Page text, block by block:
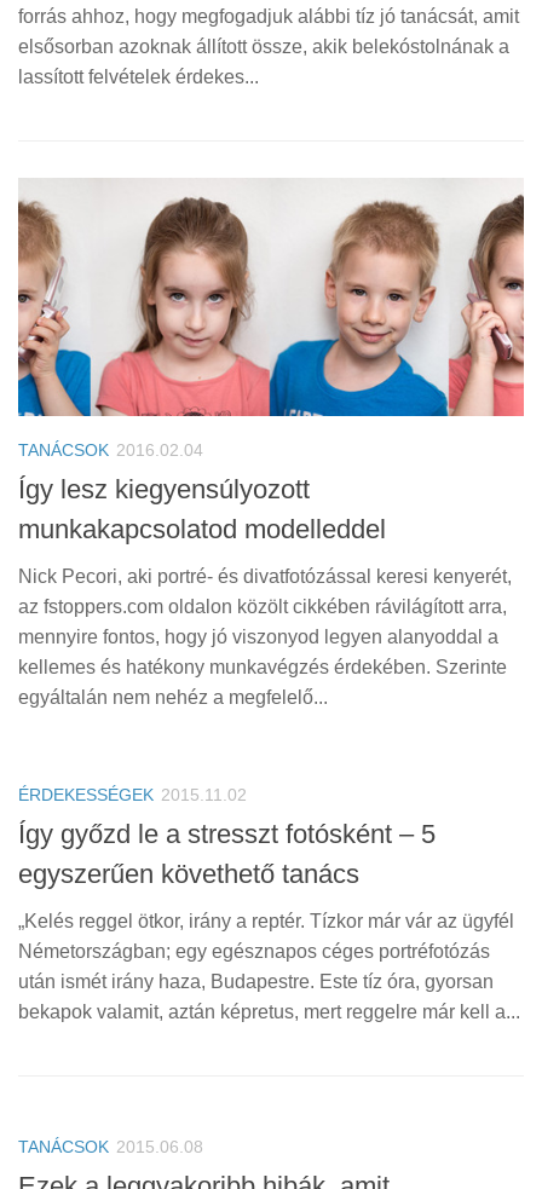
forrás ahhoz, hogy megfogadjuk alábbi tíz jó tanácsát, amit
elsősorban azoknak állított össze, akik belekóstolnának a
lassított felvételek érdekes...
TANÁCSOK 2016.02.04
Így lesz kiegyensúlyozott
munkakapcsolatod modelleddel
Nick Pecori, aki portré- és divatfotózással keresi kenyerét,
az fstoppers.com oldalon közölt cikkében rávilágított arra,
mennyire fontos, hogy jó viszonyod legyen alanyoddal a
kellemes és hatékony munkavégzés érdekében. Szerinte
egyáltalán nem nehéz a megfelelő...
ÉRDEKESSÉGEK 2015.11.02
Így győzd le a stresszt fotósként – 5
egyszerűen követhető tanács
„Kelés reggel ötkor, irány a reptér. Tízkor már vár az ügyfél
Németországban; egy egésznapos céges portréfotózás
után ismét irány haza, Budapestre. Este tíz óra, gyorsan
bekapok valamit, aztán képretus, mert reggelre már kell a...
TANÁCSOK 2015.06.08